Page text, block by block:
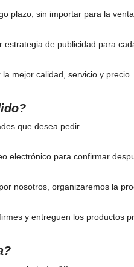
plazo, sin importar para la
de publicidad para
mejor calidad, servicio y
que desea pedir.
electrónico para confirmar
nosotros, organizaremos la
y entreguen los productos